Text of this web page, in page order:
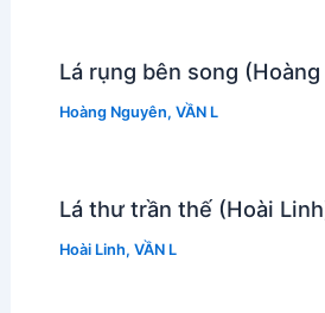
Lá rụng bên song
Hoàng Nguyên, VẦN L
Lá thư trần thế (Hoài
Hoài Linh, VẦN L